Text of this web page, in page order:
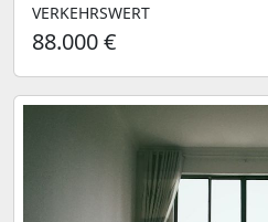
VERKEHRSWERT
88.000 €